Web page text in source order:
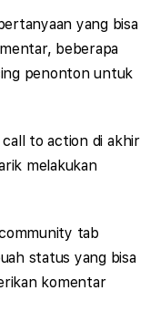
yang bisa
beberapa
penonton untuk
call to action di akhir
melakukan
tab
status yang bisa
komentar